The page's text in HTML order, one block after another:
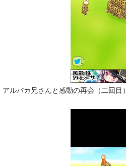
アルパカ兄さんと感動の再会（二回目）